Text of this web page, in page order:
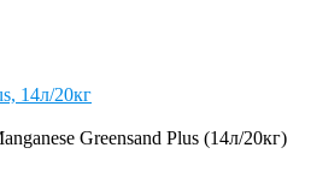
Greensand Plus (14л/20кг)